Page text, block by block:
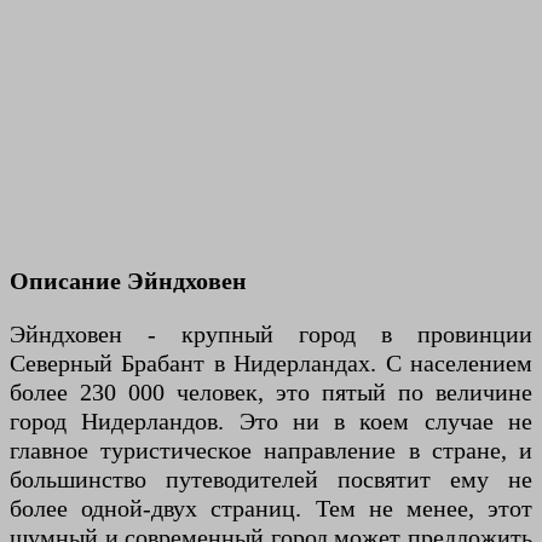
Описание Эйндховен
Эйндховен - крупный город в провинции
Северный Брабант в Нидерландах. С населением
более 230 000 человек, это пятый по величине
город Нидерландов. Это ни в коем случае не
главное туристическое направление в стране, и
большинство путеводителей посвятит ему не
более одной-двух страниц. Тем не менее, этот